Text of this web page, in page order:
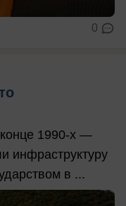
0
1990-х —
инфраструктуру
в ...